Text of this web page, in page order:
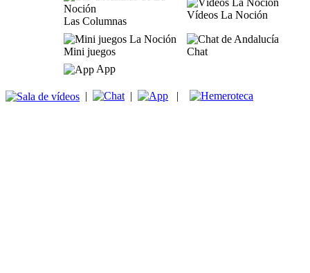
Las Columnas
Vídeos La Noción
Mini juegos
Chat
App
| | |